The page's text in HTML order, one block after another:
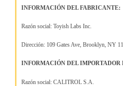
INFORMACIÓN DEL FABRICANTE:
Razón social: Toyish Labs Inc.
Dirección: 109 Gates Ave, Brooklyn, NY
INFORMACIÓN DEL IMPORTADOR
Razón social: CALITROL S.A.